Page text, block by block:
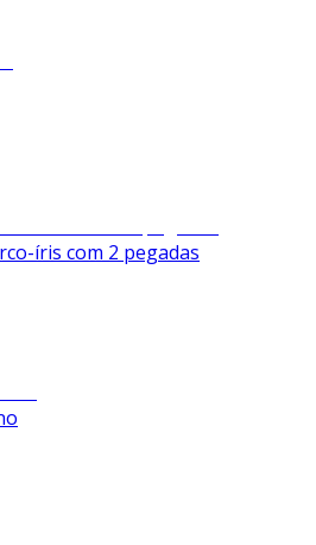
íris com 2 pegadas